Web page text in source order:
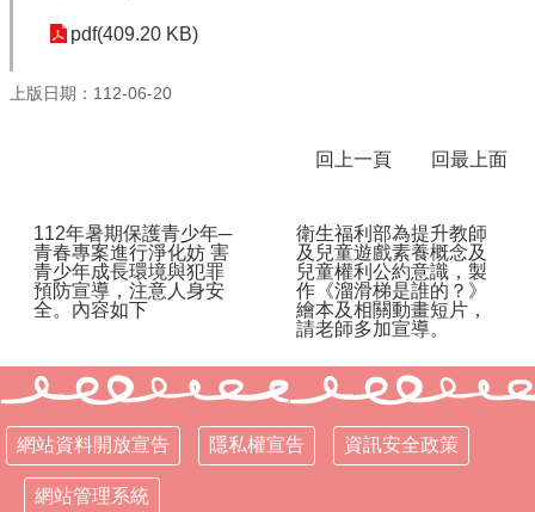
室
校
務
學
校
相
關
網
頁
pdf(409.20 KB)
上版日期：112-06-20
回上一頁 回最上面
112年暑期保護青少年─
青春專案進行淨化妨 害
青少年成長環境與犯罪
預防宣導，注意人身安
全。內容如下
衛生福利部為提升教師
及兒童遊戲素養概念及
兒童權利公約意識，製
作《溜滑梯是誰的？》
繪本及相關動畫短片，
請老師多加宣導。
網站資料開放宣告 隱私權宣告 資訊安全政策
網站管理系統